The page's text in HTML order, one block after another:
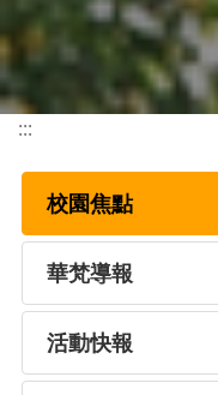
:::
校園焦點
華梵導報
活動快報